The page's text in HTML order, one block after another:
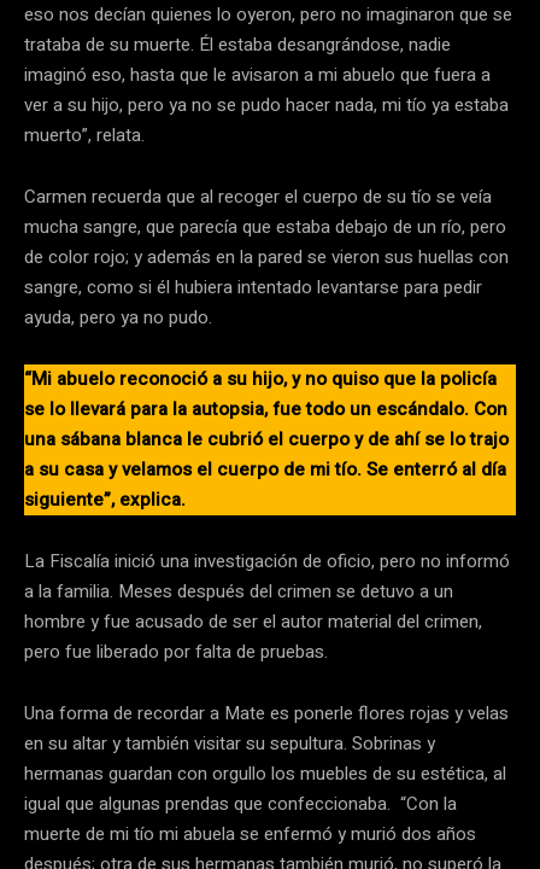
eso nos decían quienes lo oyeron, pero no imaginaron que se
trataba de su muerte. Él estaba desangrándose, nadie
imaginó eso, hasta que le avisaron a mi abuelo que fuera a
ver a su hijo, pero ya no se pudo hacer nada, mi tío ya estaba
muerto”, relata.
Carmen recuerda que al recoger el cuerpo de su tío se veía
mucha sangre, que parecía que estaba debajo de un río, pero
de color rojo; y además en la pared se vieron sus huellas con
sangre, como si él hubiera intentado levantarse para pedir
ayuda, pero ya no pudo.
“Mi abuelo reconoció a su hijo, y no quiso que la policía
se lo llevará para la autopsia, fue todo un escándalo. Con
una sábana blanca le cubrió el cuerpo y de ahí se lo trajo
a su casa y velamos el cuerpo de mi tío. Se enterró al día
siguiente”, explica.
La Fiscalía inició una investigación de oficio, pero no informó
a la familia. Meses después del crimen se detuvo a un
hombre y fue acusado de ser el autor material del crimen,
pero fue liberado por falta de pruebas.
Una forma de recordar a Mate es ponerle flores rojas y velas
en su altar y también visitar su sepultura. Sobrinas y
hermanas guardan con orgullo los muebles de su estética, al
igual que algunas prendas que confeccionaba. “Con la
muerte de mi tío mi abuela se enfermó y murió dos años